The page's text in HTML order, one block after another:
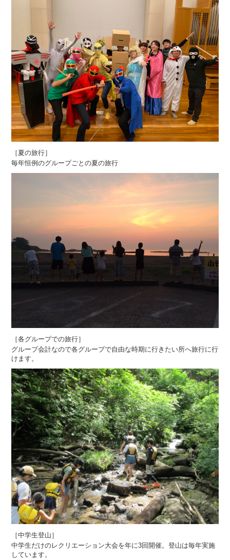
［夏の旅行］
毎年恒例のグループごとの夏の旅行
［各グループでの旅行］
グループ会計なので各グループで自由な時期に行きたい所へ旅行に行
けます。
［中学生登山］
中学生だけのレクリエーション大会を年に3回開催。登山は毎年実施
しています。